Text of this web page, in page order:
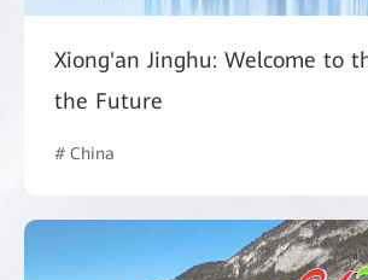
Xiong'an Jinghu: Welcome to
the Future
# China